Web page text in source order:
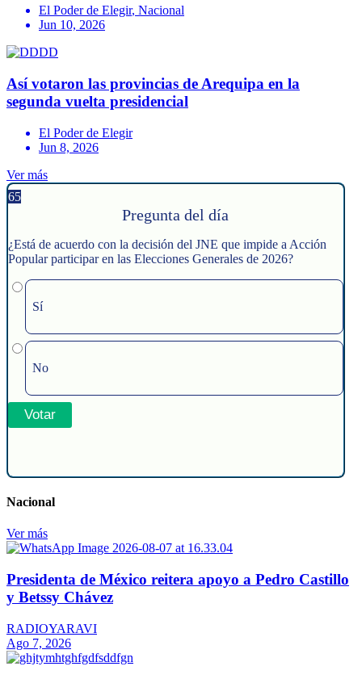
El Poder de Elegir, Nacional
Jun 10, 2026
Así votaron las provincias de Arequipa en la
segunda vuelta presidencial
El Poder de Elegir
Jun 8, 2026
Ver más
65
Pregunta del día
¿Está de acuerdo con la decisión del JNE que impide a Acción
Popular participar en las Elecciones Generales de 2026?
Sí
No
Nacional
Ver más
Presidenta de México reitera apoyo a Pedro Castillo
y Betssy Chávez
RADIOYARAVI
Ago 7, 2026